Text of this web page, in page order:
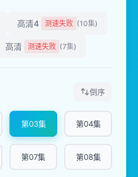
高清4 测速失败 (10集)
高清 测速失败 (7集)
倒序
第03集 第04集
第07集 第08集